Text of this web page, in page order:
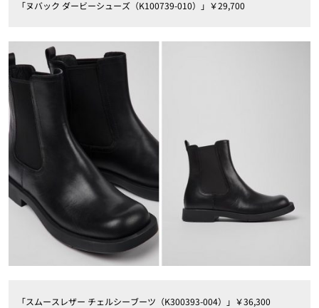
「ヌバック ダービーシューズ（K100739-010）」￥29,700
「スムースレザー チェルシーブーツ（K300393-004）」￥36,300